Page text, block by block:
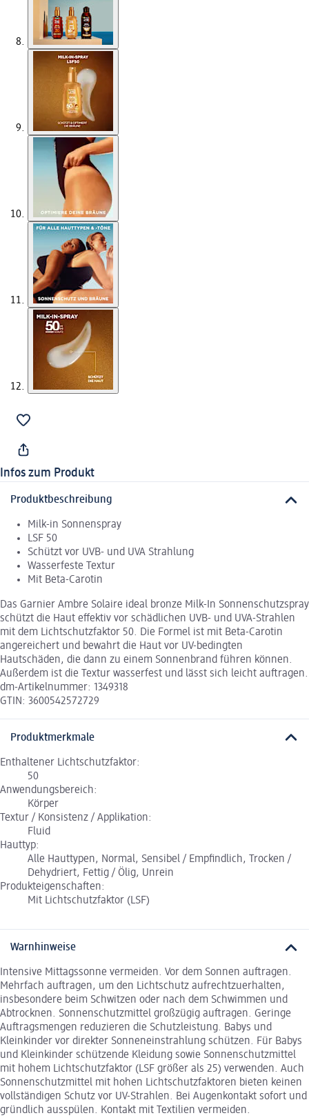
Infos zum Produkt
Produktbeschreibung
Milk-in Sonnenspray
LSF 50
Schützt vor UVB- und UVA Strahlung
Wasserfeste Textur
Mit Beta-Carotin
Das Garnier Ambre Solaire ideal bronze Milk-In Sonnenschutzspray
schützt die Haut effektiv vor schädlichen UVB- und UVA-Strahlen
mit dem Lichtschutzfaktor 50. Die Formel ist mit Beta-Carotin
angereichert und bewahrt die Haut vor UV-bedingten
Hautschäden, die dann zu einem Sonnenbrand führen können.
Außerdem ist die Textur wasserfest und lässt sich leicht auftragen.
dm-Artikelnummer: 1349318
GTIN: 3600542572729
Produktmerkmale
Enthaltener Lichtschutzfaktor:
50
Anwendungsbereich:
Körper
Textur / Konsistenz / Applikation:
Fluid
Hauttyp:
Alle Hauttypen, Normal, Sensibel / Empfindlich, Trocken /
Dehydriert, Fettig / Ölig, Unrein
Produkteigenschaften:
Mit Lichtschutzfaktor (LSF)
Warnhinweise
Intensive Mittagssonne vermeiden. Vor dem Sonnen auftragen.
Mehrfach auftragen, um den Lichtschutz aufrechtzuerhalten,
insbesondere beim Schwitzen oder nach dem Schwimmen und
Abtrocknen. Sonnenschutzmittel großzügig auftragen. Geringe
Auftragsmengen reduzieren die Schutzleistung. Babys und
Kleinkinder vor direkter Sonneneinstrahlung schützen. Für Babys
und Kleinkinder schützende Kleidung sowie Sonnenschutzmittel
mit hohem Lichtschutzfaktor (LSF größer als 25) verwenden. Auch
Sonnenschutzmittel mit hohen Lichtschutzfaktoren bieten keinen
vollständigen Schutz vor UV-Strahlen. Bei Augenkontakt sofort und
gründlich ausspülen. Kontakt mit Textilien vermeiden.